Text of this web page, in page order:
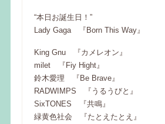
“本日お誕生日！”
Lady Gaga 『Born This Way』
King Gnu 『カメレオン』
milet 『Fiy Hight』
鈴木愛理 『Be Brave』
RADWIMPS 『うるうびと』
SixTONES 『共鳴』
緑黄色社会 『たとえたとえ』